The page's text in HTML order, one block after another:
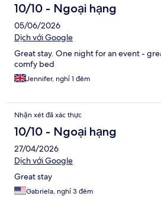
10/10 - Ngoại hạng
05/06/2026
Dịch với Google
Great stay. One night for an event -
comfy bed
Jennifer, nghỉ 1 đêm
Nhận xét đã xác thực
10/10 - Ngoại hạng
27/04/2026
Dịch với Google
Great stay
Gabriela, nghỉ 3 đêm